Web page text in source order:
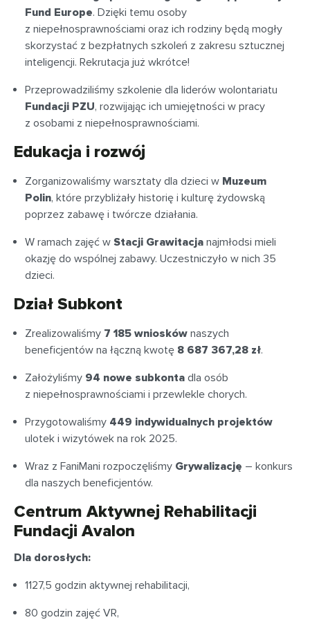
Fund Europe. Dzięki temu osoby
z niepełnosprawnościami oraz ich rodziny będą mogły
skorzystać z bezpłatnych szkoleń z zakresu sztucznej
inteligencji. Rekrutacja już wkrótce!
Przeprowadziliśmy szkolenie dla liderów wolontariatu
Fundacji PZU, rozwijając ich umiejętności w pracy
z osobami z niepełnosprawnościami.
Edukacja i rozwój
Zorganizowaliśmy warsztaty dla dzieci w Muzeum
Polin, które przybliżały historię i kulturę żydowską
poprzez zabawę i twórcze działania.
W ramach zajęć w Stacji Grawitacja najmłodsi mieli
okazję do wspólnej zabawy. Uczestniczyło w nich 35
dzieci.
Dział Subkont
Zrealizowaliśmy 7 185 wniosków naszych
beneficjentów na łączną kwotę 8 687 367,28 zł.
Założyliśmy 94 nowe subkonta dla osób
z niepełnosprawnościami i przewlekle chorych.
Przygotowaliśmy 449 indywidualnych projektów
ulotek i wizytówek na rok 2025.
Wraz z FaniMani rozpoczęliśmy Grywalizację – konkurs
dla naszych beneficjentów.
Centrum Aktywnej Rehabilitacji
Fundacji Avalon
Dla dorosłych:
1127,5 godzin aktywnej rehabilitacji,
80 godzin zajęć VR,